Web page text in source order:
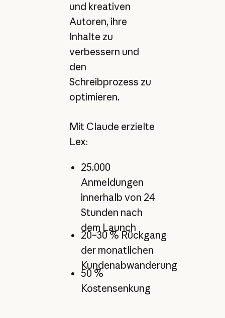
und kreativen
Autoren, ihre
Inhalte zu
verbessern und
den
Schreibprozess zu
optimieren.
Mit Claude erzielte
Lex:
25.000
Anmeldungen
innerhalb von 24
Stunden nach
dem Launch
20–30 % Rückgang
der monatlichen
Kundenabwanderung
50 %
Kostensenkung